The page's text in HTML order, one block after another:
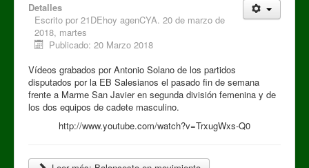
Detalles
Escrito por 21DEhoy agenCYA. 20 de marzo de
2018, martes
Publicado: 20 Marzo 2018
Vídeos grabados por Antonio Solano de los partidos
disputados por la EB Salesianos el pasado fin de semana
frente a Marme San Javier en segunda división femenina y de
los dos equipos de cadete masculino.
http://www.youtube.com/watch?v=TrxugWxs-Q0